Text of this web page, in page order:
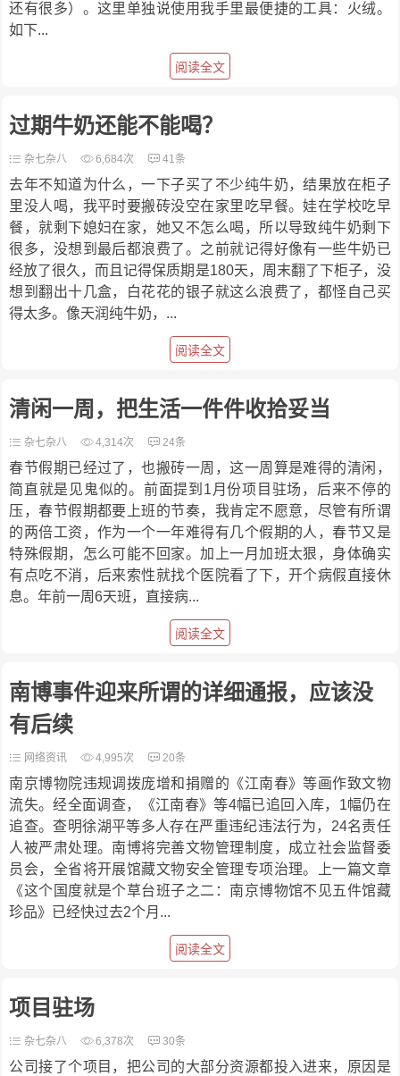
还有很多）。这里单独说使用我手里最便捷的工具：火绒。
如下...
阅读全文
过期牛奶还能不能喝？
杂七杂八 6,684次 41条
去年不知道为什么，一下子买了不少纯牛奶，结果放在柜子
里没人喝，我平时要搬砖没空在家里吃早餐。娃在学校吃早
餐，就剩下媳妇在家，她又不怎么喝，所以导致纯牛奶剩下
很多，没想到最后都浪费了。之前就记得好像有一些牛奶已
经放了很久，而且记得保质期是180天，周末翻了下柜子，没
想到翻出十几盒，白花花的银子就这么浪费了，都怪自己买
得太多。像天润纯牛奶，...
阅读全文
清闲一周，把生活一件件收拾妥当
杂七杂八 4,314次 24条
春节假期已经过了，也搬砖一周，这一周算是难得的清闲，
简直就是见鬼似的。前面提到1月份项目驻场，后来不停的
压，春节假期都要上班的节奏，我肯定不愿意，尽管有所谓
的两倍工资，作为一个一年难得有几个假期的人，春节又是
特殊假期，怎么可能不回家。加上一月加班太狠，身体确实
有点吃不消，后来索性就找个医院看了下，开个病假直接休
息。年前一周6天班，直接病...
阅读全文
南博事件迎来所谓的详细通报，应该没
有后续
网络资讯 4,995次 20条
南京博物院违规调拨庞增和捐赠的《江南春》等画作致文物
流失。经全面调查，《江南春》等4幅已追回入库，1幅仍在
追查。查明徐湖平等多人存在严重违纪违法行为，24名责任
人被严肃处理。南博将完善文物管理制度，成立社会监督委
员会，全省将开展馆藏文物安全管理专项治理。上一篇文章
《这个国度就是个草台班子之二：南京博物馆不见五件馆藏
珍品》已经快过去2个月...
阅读全文
项目驻场
杂七杂八 6,378次 30条
公司接了个项目，把公司的大部分资源都投入进来，原因是